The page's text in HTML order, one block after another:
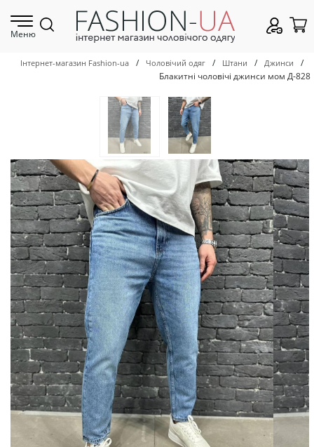
Меню
Інтернет-магазин Fashion-ua / Чоловічий одяг / Штани / Джинси
/
Блакитні чоловічі джинси мом Д-828